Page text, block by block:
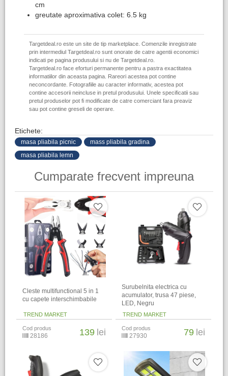
cm
greutate aproximativa colet: 6.5 kg
Targetdeal.ro este un site de tip marketplace. Comenzile inregistrate
prin intermediul Targetdeal.ro sunt onorate de catre agentii economici
indicati pe pagina produsului si nu de Targetdeal.ro.
Targetdeal.ro face eforturi permanente pentru a pastra exactitatea
informatiilor din aceasta pagina. Rareori acestea pot contine
neconcordante. Fotografiile au caracter informativ, acestea pot
contine accesorii neincluse in pretul produsului. Unele specificatii sau
pretul produselor pot fi modificate de catre comerciant fara preaviz
sau pot contine greseli de operare.
Etichete:
masa pliabila picnic
mass pliabila gradina
masa pliabila lemn
Cumparate frecvent impreuna
Cleste multifunctional 5 in 1
cu capete interschimbabile
TREND MARKET
Cod produs
28186 139 lei
Surubelnita electrica cu
acumulator, trusa 47 piese,
LED, Negru
TREND MARKET
Cod produs
27930 79 lei